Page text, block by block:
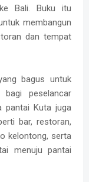
Bali. Buku itu
membangun
dan tempat
bagus untuk
bagi peselancar
pantai Kuta juga
bar, restoran,
kelontong, serta
menuju pantai